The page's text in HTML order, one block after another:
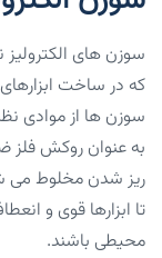
سوزن های الکترولیز
که در ساخت
سوزن ها از موادی
به عنوان روکش فلز
ریز شدن مخلوط می
تا ابزارها قوی و
محیطی باشند.